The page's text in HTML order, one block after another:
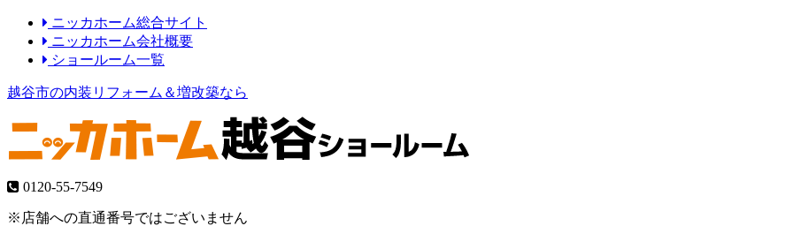
ニッカホーム総合サイト
ニッカホーム会社概要
ショールーム一覧
越谷市の内装リフォーム＆増改築なら
0120-55-7549
※店舗への直通番号ではございません